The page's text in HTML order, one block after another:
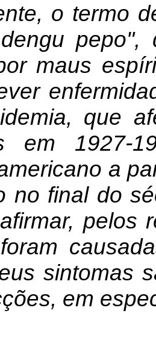
o termo
pepo",
maus
que
em 1927-
a
no final do
pelos
sintomas
em